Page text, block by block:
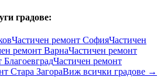
градове:
Частичен ремонт СофияЧастичен
ремонт ВарнаЧастичен ремонт
БлагоевградЧастичен ремонт
Стара ЗагораВиж всички градове →